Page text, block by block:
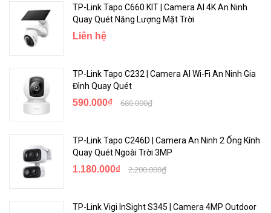
TP-Link Tapo C660 KIT | Camera AI 4K An Ninh
Quay Quét Năng Lượng Mặt Trời
Liên hệ
TP-Link Tapo C232 | Camera AI Wi-Fi An Ninh Gia
Đình Quay Quét
590.000₫ 680.000₫
TP-Link Tapo C246D | Camera An Ninh 2 Ống Kính
Quay Quét Ngoài Trời 3MP
1.180.000₫ 2.200.000₫
TP-Link Vigi InSight S345 | Camera 4MP Outdoor